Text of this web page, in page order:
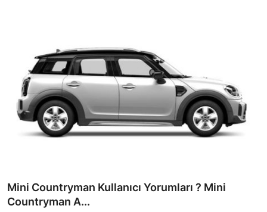
Mini Countryman Kullanıcı Yorumları ? Mini
Countryman A...